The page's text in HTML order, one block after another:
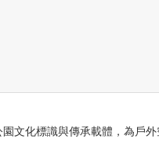
文化標識與傳承載體，為戶